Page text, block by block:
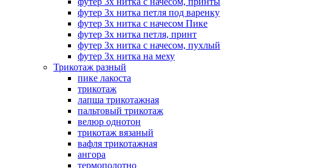
футер 3х нитка петля под варенку
футер 3х нитка с начесом Пике
футер 3х нитка петля, принт
футер 3х нитка с начесом, пухлый
футер 3х нитка на меху
Трикотаж разный
пике лакоста
трикотаж
лапша трикотажная
пальтовый трикотаж
велюр однотон
трикотаж вязаный
вафля трикотажная
ангора
термополотно